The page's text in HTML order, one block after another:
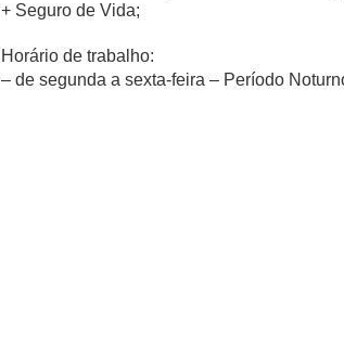
+ Seguro de Vida;
Horário de trabalho:
– de segunda a sexta-feira – Período